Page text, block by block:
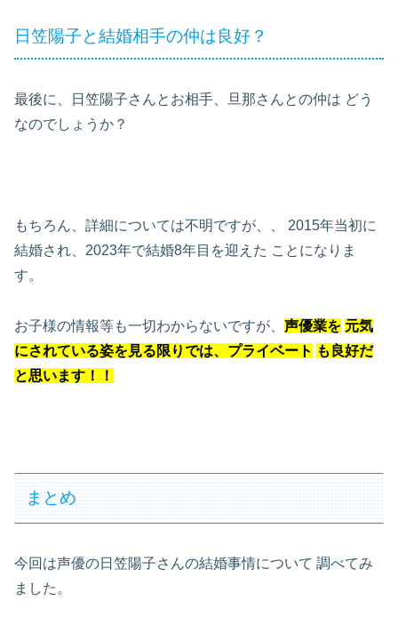
日笠陽子と結婚相手の仲は良好？
最後に、日笠陽子さんとお相手、旦那さんとの仲は どう
なのでしょうか？
もちろん、詳細については不明ですが、、
2015年当初に
結婚され、2023年で結婚8年目を迎えた ことになりま
す。
お子様の情報等も一切わからないですが、 声優業を 元気
にされている姿を見る限りでは、プライベート も良好だ
と思います！！
まとめ
今回は声優の日笠陽子さんの結婚事情について 調べてみ
ました。